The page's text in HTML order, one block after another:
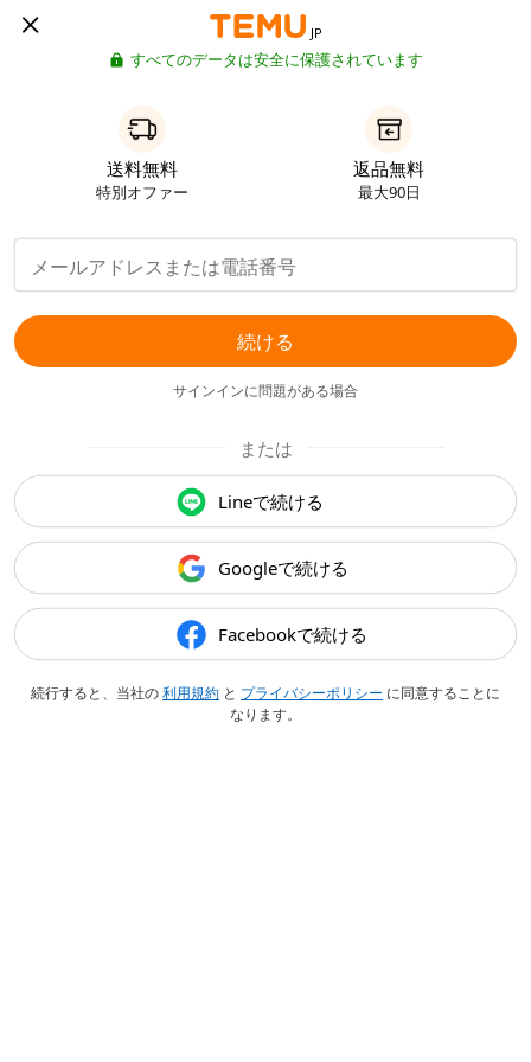
JP
すべてのデータは安全に保護されています
送料無料
特別オファー
返品無料
最大90日
続ける
サインインに問題がある場合
または
Lineで続ける
Googleで続ける
Facebookで続ける
続行すると、当社の利用規約 と プライバシーポリシー に同意することに
なります。